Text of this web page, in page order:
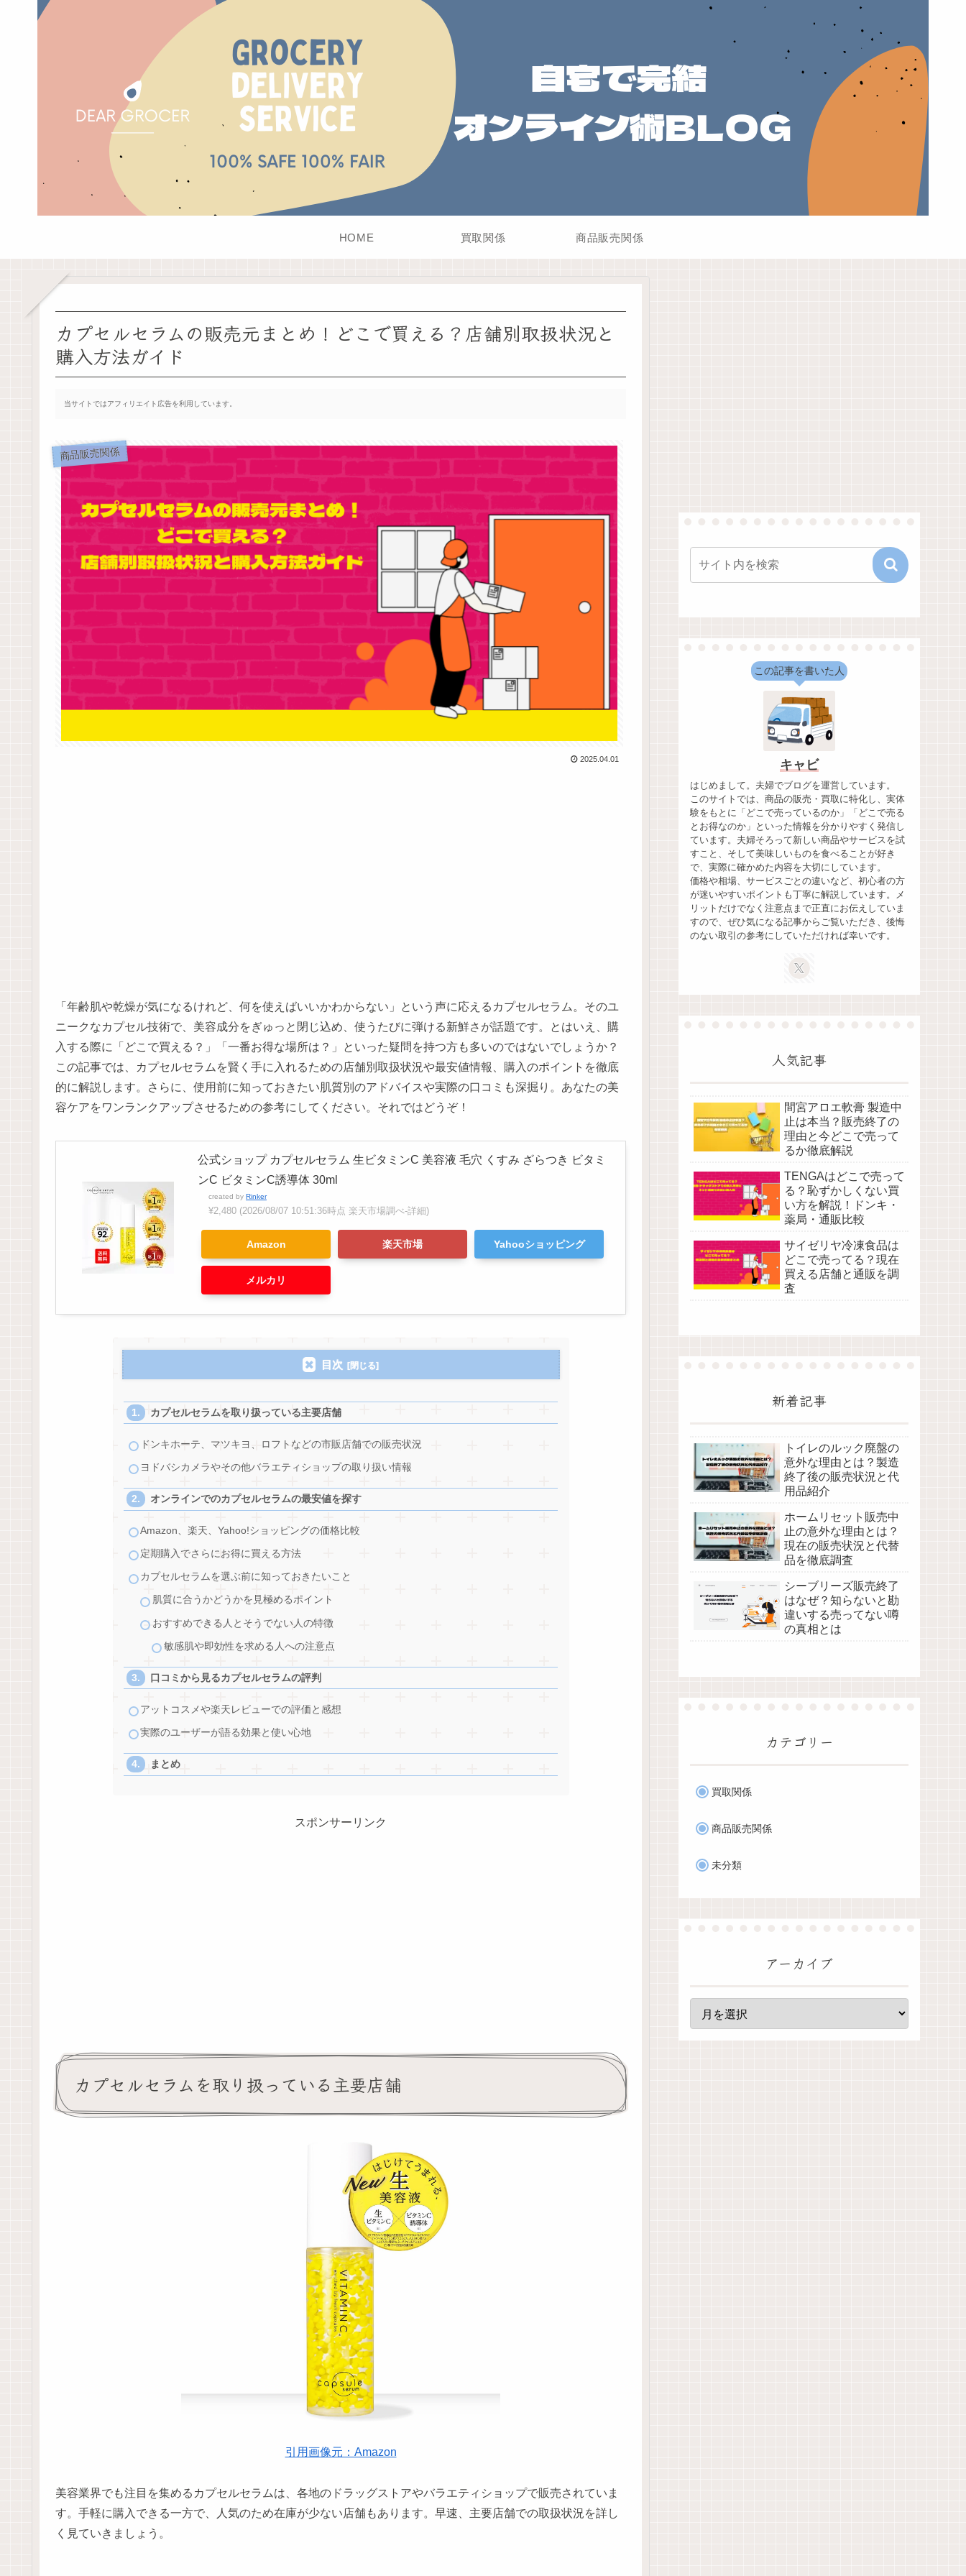
HOME 買取関係 商品販売関係
カプセルセラムの販売元まとめ！どこで買える？店舗別取扱状況と
購入方法ガイド
当サイトではアフィリエイト広告を利用しています。
商品販売関係
2025.04.01
「年齢肌や乾燥が気になるけれど、何を使えばいいかわからない」という声に応えるカプセルセラム。そのユ
ニークなカプセル技術で、美容成分をぎゅっと閉じ込め、使うたびに弾ける新鮮さが話題です。とはいえ、購
入する際に「どこで買える？」「一番お得な場所は？」といった疑問を持つ方も多いのではないでしょうか？
この記事では、カプセルセラムを賢く手に入れるための店舗別取扱状況や最安値情報、購入のポイントを徹底
的に解説します。さらに、使用前に知っておきたい肌質別のアドバイスや実際の口コミも深掘り。あなたの美
容ケアをワンランクアップさせるための参考にしてください。それではどうぞ！
公式ショップ カプセルセラム 生ビタミンC 美容液 毛穴 くすみ ざらつき ビタミ
ンC ビタミンC誘導体 30ml
created by Rinker
¥2,480 (2026/08/07 10:51:36時点 楽天市場調べ-詳細)
Amazon 楽天市場 Yahooショッピング
メルカリ
目次
カプセルセラムを取り扱っている主要店舗
ドンキホーテ、マツキヨ、ロフトなどの市販店舗での販売状況
ヨドバシカメラやその他バラエティショップの取り扱い情報
オンラインでのカプセルセラムの最安値を探す
Amazon、楽天、Yahoo!ショッピングの価格比較
定期購入でさらにお得に買える方法
カプセルセラムを選ぶ前に知っておきたいこと
肌質に合うかどうかを見極めるポイント
おすすめできる人とそうでない人の特徴
敏感肌や即効性を求める人への注意点
口コミから見るカプセルセラムの評判
アットコスメや楽天レビューでの評価と感想
実際のユーザーが語る効果と使い心地
まとめ
スポンサーリンク
カプセルセラムを取り扱っている主要店舗
引用画像元：Amazon
美容業界でも注目を集めるカプセルセラムは、各地のドラッグストアやバラエティショップで販売されていま
す。手軽に購入できる一方で、人気のため在庫が少ない店舗もあります。早速、主要店舗での取扱状況を詳し
く見ていきましょう。
この記事を書いた人
キャビ
はじめまして。夫婦でブログを運営しています。
このサイトでは、商品の販売・買取に特化し、実体
験をもとに「どこで売っているのか」「どこで売る
とお得なのか」といった情報を分かりやすく発信し
ています。夫婦そろって新しい商品やサービスを試
すこと、そして美味しいものを食べることが好き
で、実際に確かめた内容を大切にしています。
価格や相場、サービスごとの違いなど、初心者の方
が迷いやすいポイントも丁寧に解説しています。メ
リットだけでなく注意点まで正直にお伝えしていま
すので、ぜひ気になる記事からご覧いただき、後悔
のない取引の参考にしていただければ幸いです。
人気記事
間宮アロエ軟膏 製造中
止は本当？販売終了の
理由と今どこで売って
るか徹底解説
TENGAはどこで売って
る？恥ずかしくない買
い方を解説！ドンキ・
薬局・通販比較
サイゼリヤ冷凍食品は
どこで売ってる？現在
買える店舗と通販を調
査
新着記事
トイレのルック廃盤の
意外な理由とは？製造
終了後の販売状況と代
用品紹介
ホームリセット販売中
止の意外な理由とは？
現在の販売状況と代替
品を徹底調査
シーブリーズ販売終了
はなぜ？知らないと勘
違いする売ってない噂
の真相とは
カテゴリー
買取関係
商品販売関係
未分類
アーカイブ